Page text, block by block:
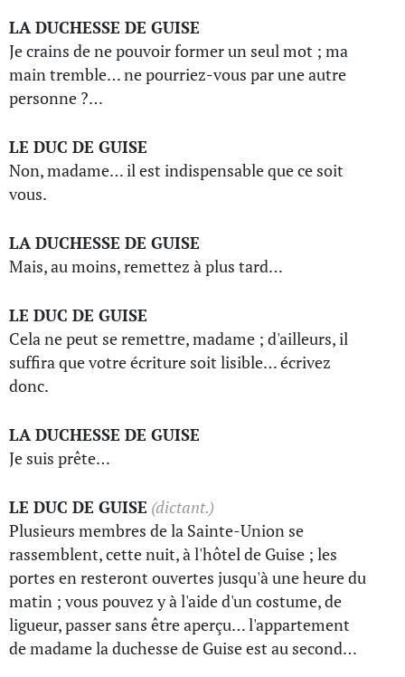
LA DUCHESSE DE GUISE
Je crains de ne pouvoir former un seul mot ; ma
main tremble… ne pourriez-vous par une autre
personne ?…
LE DUC DE GUISE
Non, madame… il est indispensable que ce soit
vous.
LA DUCHESSE DE GUISE
Mais, au moins, remettez à plus tard…
LE DUC DE GUISE
Cela ne peut se remettre, madame ; d'ailleurs, il
suffira que votre écriture soit lisible… écrivez
donc.
LA DUCHESSE DE GUISE
Je suis prête…
LE DUC DE GUISE (dictant.)
Plusieurs membres de la Sainte-Union se
rassemblent, cette nuit, à l'hôtel de Guise ; les
portes en resteront ouvertes jusqu'à une heure du
matin ; vous pouvez y à l'aide d'un costume, de
ligueur, passer sans être aperçu… l'appartement
de madame la duchesse de Guise est au second…